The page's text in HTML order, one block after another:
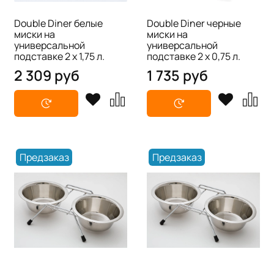
Double Diner белые
миски на
универсальной
подставке 2 х 1,75 л.
2 309 руб
Double Diner черные
миски на
универсальной
подставке 2 х 0,75 л.
1 735 руб
Предзаказ Предзаказ